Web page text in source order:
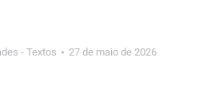
- Textos 27 de maio de 2026